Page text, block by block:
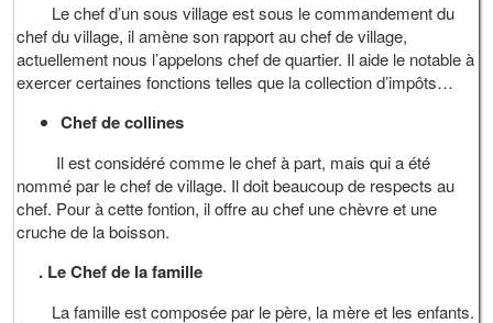
Le chef d’un sous village est sous le commandement du
chef du village, il amène son rapport au chef de village,
actuellement nous l’appelons chef de quartier. Il aide le notable à
exercer certaines fonctions telles que la collection d’impôts…
Chef de collines
Il est considéré comme le chef à part, mais qui a été
nommé par le chef de village. Il doit beaucoup de respects au
chef. Pour à cette fontion, il offre au chef une chèvre et une
cruche de la boisson.
. Le Chef de la famille
La famille est composée par le père, la mère et les enfants.